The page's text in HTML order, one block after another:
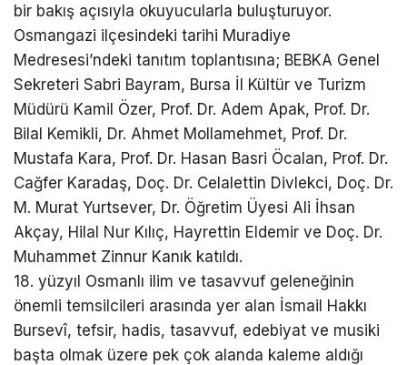
bir bakış açısıyla okuyucularla buluşturuyor.
Osmangazi ilçesindeki tarihi Muradiye
Medresesi’ndeki tanıtım toplantısına; BEBKA Genel
Sekreteri Sabri Bayram, Bursa İl Kültür ve Turizm
Müdürü Kamil Özer, Prof. Dr. Adem Apak, Prof. Dr.
Bilal Kemikli, Dr. Ahmet Mollamehmet, Prof. Dr.
Mustafa Kara, Prof. Dr. Hasan Basri Öcalan, Prof. Dr.
Cağfer Karadaş, Doç. Dr. Celalettin Divlekci, Doç. Dr.
M. Murat Yurtsever, Dr. Öğretim Üyesi Ali İhsan
Akçay, Hilal Nur Kılıç, Hayrettin Eldemir ve Doç. Dr.
Muhammet Zinnur Kanık katıldı.
18. yüzyıl Osmanlı ilim ve tasavvuf geleneğinin
önemli temsilcileri arasında yer alan İsmail Hakkı
Bursevî, tefsir, hadis, tasavvuf, edebiyat ve musiki
başta olmak üzere pek çok alanda kaleme aldığı